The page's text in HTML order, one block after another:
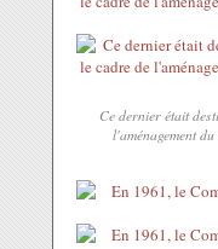
Ce dernier était
l'aménagement